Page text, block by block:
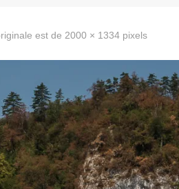
est de2000 × 1334 pixels